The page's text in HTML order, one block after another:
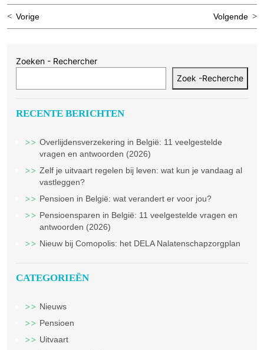
Bericht
Vorige Volgende
Zoeken - Rechercher
Zoek -Recherche
RECENTE BERICHTEN
Overlijdensverzekering in België: 11 veelgestelde
vragen en antwoorden (2026)
Zelf je uitvaart regelen bij leven: wat kun je vandaag al
vastleggen?
Pensioen in België: wat verandert er voor jou?
Pensioensparen in België: 11 veelgestelde vragen en
antwoorden (2026)
Nieuw bij Comopolis: het DELA Nalatenschapzorgplan
CATEGORIEËN
Nieuws
Pensioen
Uitvaart